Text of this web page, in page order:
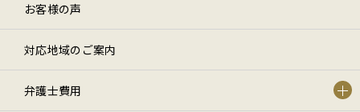
お客様の声
対応地域のご案内
弁護士費用